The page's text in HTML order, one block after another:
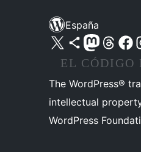
España
Visita nuestra cuenta de X (anteriormente Twitter)
Visita nuestra cuenta de Bluesky
Visita nuestra cuenta de
Visita nuestra cuenta
Visita
EL CÓDIGO
The WordPress®
intellectual
WordPress